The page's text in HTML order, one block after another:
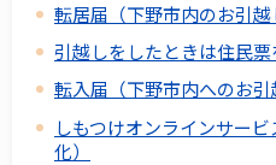
転居届（下野市内のお引越
引越しをしたときは住民票
転入届（下野市内へのお引
しもつけオンラインサー
化）